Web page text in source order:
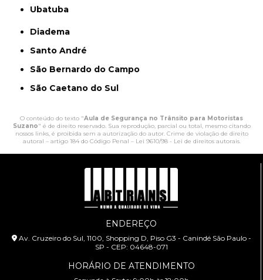
Ubatuba
Diadema
Santo André
São Bernardo do Campo
São Caetano do Sul
O conteúdo do texto "Aula de Segurança no Trânsito para Motoristas
Suzano" é de direito reservado. Sua reprodução, parcial ou total, mesmo citando
nossos links, é proibida sem a autorização do autor. Crime de violação de direito
autoral – artigo 184 do Código Penal – Lei 9610/98 - Lei de direitos autorais.
ENDEREÇO
Av. Cruzeiro do Sul, 1100, Shopping D, Piso G3 - Canindé São Paulo -
SP - CEP: 04648-071
HORÁRIO DE ATENDIMENTO